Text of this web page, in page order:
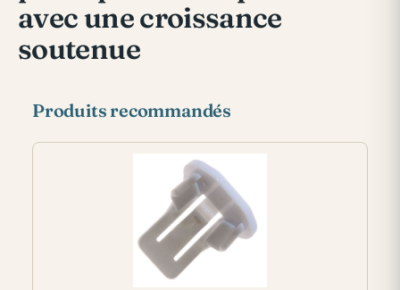
avec une croissance
soutenue
Produits recommandés